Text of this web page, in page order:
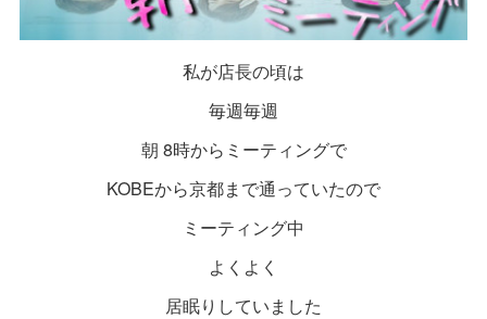
私が店長の頃は
毎週毎週
朝 8時からミーティングで
KOBEから京都まで通っていたので
ミーティング中
よくよく
居眠りしていました